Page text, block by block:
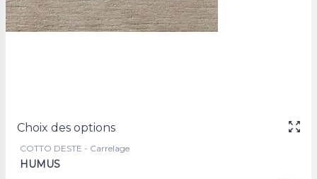
Choix des options
COTTO DESTE - Carrelage
HUMUS